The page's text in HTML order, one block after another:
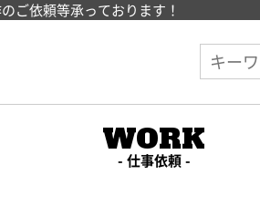
ご依頼等承っております！
WORK
仕事依頼